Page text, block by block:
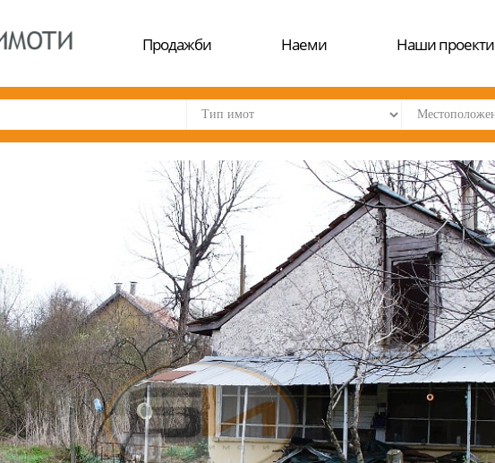
Продажби Наеми Наши проекти